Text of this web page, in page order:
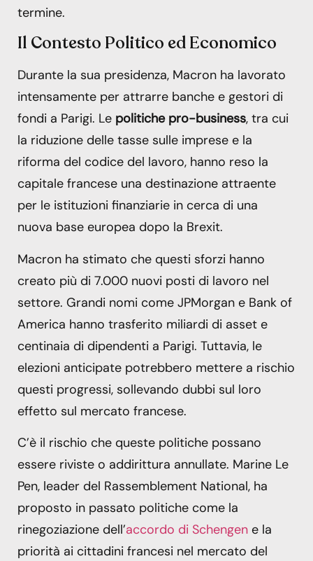
termine.
Il Contesto Politico ed Economico
Durante la sua presidenza, Macron ha lavorato
intensamente per attrarre banche e gestori di
fondi a Parigi. Le politiche pro-business, tra cui
la riduzione delle tasse sulle imprese e la
riforma del codice del lavoro, hanno reso la
capitale francese una destinazione attraente
per le istituzioni finanziarie in cerca di una
nuova base europea dopo la Brexit.
Macron ha stimato che questi sforzi hanno
creato più di 7.000 nuovi posti di lavoro nel
settore. Grandi nomi come JPMorgan e Bank of
America hanno trasferito miliardi di asset e
centinaia di dipendenti a Parigi. Tuttavia, le
elezioni anticipate potrebbero mettere a rischio
questi progressi, sollevando dubbi sul loro
effetto sul mercato francese.
C’è il rischio che queste politiche possano
essere riviste o addirittura annullate. Marine Le
Pen, leader del Rassemblement National, ha
proposto in passato politiche come la
rinegoziazione dell’accordo di Schengen e la
priorità ai cittadini francesi nel mercato del